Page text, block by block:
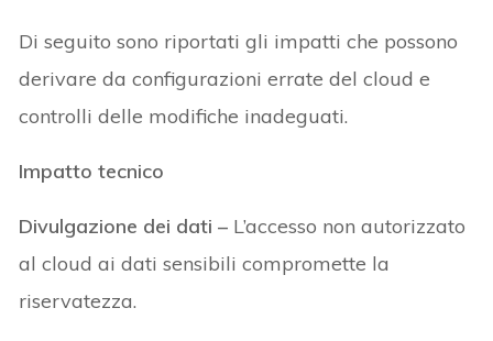
Di seguito sono riportati gli impatti che possono
derivare da configurazioni errate del cloud e
controlli delle modifiche inadeguati.
Impatto tecnico
Divulgazione dei dati – L’accesso non autorizzato
al cloud ai dati sensibili compromette la
riservatezza.